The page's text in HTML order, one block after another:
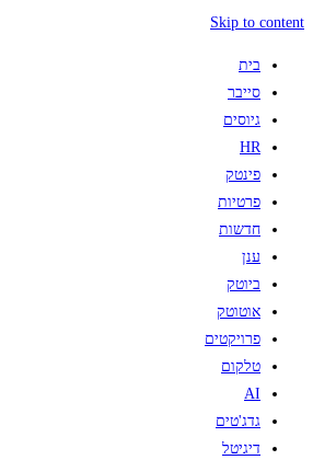
Skip to content
בית
סייבר
גיוסים
HR
פינטק
פרטיות
חדשות
ענן
ביוטק
אוטוטק
פרויקטים
טלקום
AI
גדג'טים
דיגיטל